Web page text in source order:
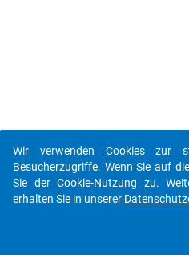
Wir verwenden Cookies zur
Besucherzugriffe. Wenn Sie auf
Sie der Cookie-Nutzung zu.
erhalten Sie in unserer